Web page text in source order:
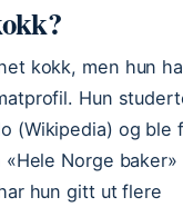
kokk, men hun
Hun
(Wikipedia) og ble
Norge baker»
hun gitt ut flere